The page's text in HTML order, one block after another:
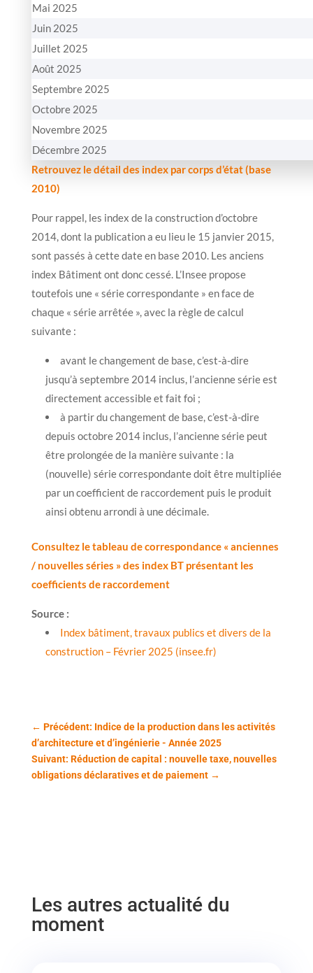
Mai 2025
Juin 2025
Juillet 2025
Août 2025
Septembre 2025
Octobre 2025
Novembre 2025
Décembre 2025
Retrouvez le détail des index par corps d’état (base
2010)
Pour rappel, les index de la construction d’octobre
2014, dont la publication a eu lieu le 15 janvier 2015,
sont passés à cette date en base 2010. Les anciens
index Bâtiment ont donc cessé. L’Insee propose
toutefois une « série correspondante » en face de
chaque « série arrêtée », avec la règle de calcul
suivante :
avant le changement de base, c’est-à-dire
jusqu’à septembre 2014 inclus, l’ancienne série est
directement accessible et fait foi ;
à partir du changement de base, c’est-à-dire
depuis octobre 2014 inclus, l’ancienne série peut
être prolongée de la manière suivante : la
(nouvelle) série correspondante doit être multipliée
par un coefficient de raccordement puis le produit
ainsi obtenu arrondi à une décimale.
Consultez le tableau de correspondance « anciennes
/ nouvelles séries » des index BT présentant les
coefficients de raccordement
Source :
Index bâtiment, travaux publics et divers de la
construction – Février 2025 (insee.fr)
← Précédent: Indice de la production dans les activités
d’architecture et d’ingénierie - Année 2025
Suivant: Réduction de capital : nouvelle taxe, nouvelles
obligations déclaratives et de paiement→
Les autres actualité du
moment